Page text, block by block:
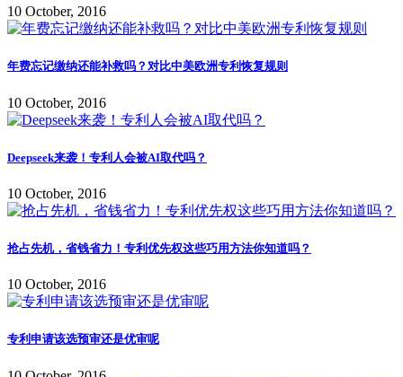
10 October, 2016
年费忘记缴纳还能补救吗？对比中美欧洲专利恢复规则
10 October, 2016
Deepseek来袭！专利人会被AI取代吗？
10 October, 2016
抢占先机，省钱省力！专利优先权这些巧用方法你知道吗？
10 October, 2016
专利申请该选预审还是优审呢